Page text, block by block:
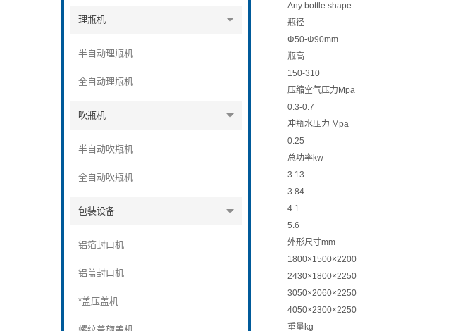
理瓶机
半自动理瓶机
全自动理瓶机
吹瓶机
半自动吹瓶机
全自动吹瓶机
包装设备
铝箔封口机
铝盖封口机
*盖压盖机
Any bottle shape
瓶径
Φ50-Φ90mm
瓶高
150-310
压缩空气压力Mpa
0.3-0.7
冲瓶水压力 Mpa
0.25
总功率kw
3.13
3.84
4.1
5.6
外形尺寸mm
1800×1500×2200
2430×1800×2250
3050×2060×2250
4050×2300×2250
重量kg